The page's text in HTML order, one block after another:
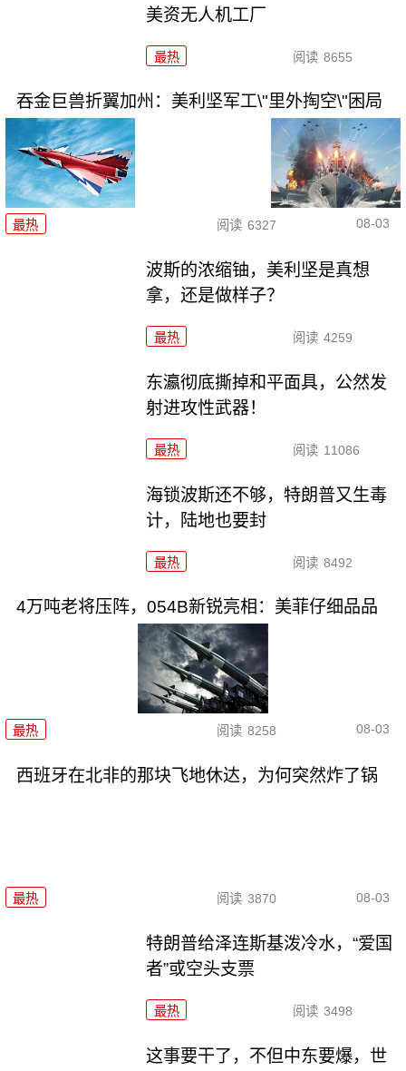
美资无人机工厂
最热 阅读 8655
吞金巨兽折翼加州：美利坚军工\"里外掏空\"困局
最热 阅读 6327 08-03
波斯的浓缩铀，美利坚是真想
拿，还是做样子？
最热 阅读 4259
东瀛彻底撕掉和平面具，公然发
射进攻性武器！
最热 阅读 11086
海锁波斯还不够，特朗普又生毒
计，陆地也要封
最热 阅读 8492
4万吨老将压阵，054B新锐亮相：美菲仔细品品
最热 阅读 8258 08-03
西班牙在北非的那块飞地休达，为何突然炸了锅
最热 阅读 3870 08-03
特朗普给泽连斯基泼冷水，“爱国
者”或空头支票
最热 阅读 3498
这事要干了，不但中东要爆，世